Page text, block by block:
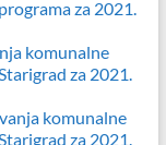
za 2021.
komunalne
za 2021.
komunalne
za 2021.